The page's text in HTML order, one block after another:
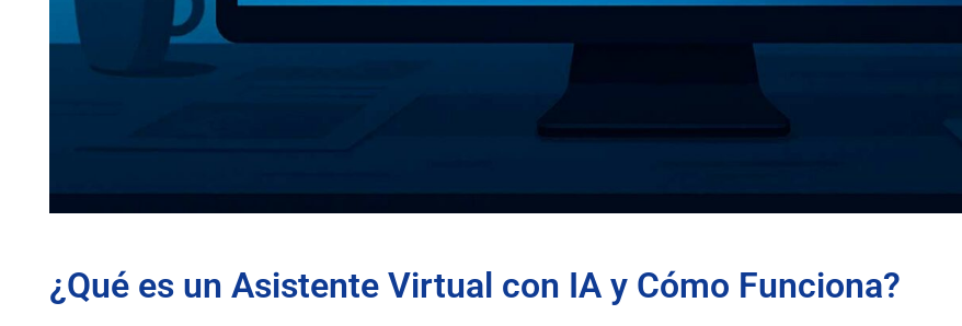
¿Qué es un Asistente Virtual con IA y Cómo Funciona?